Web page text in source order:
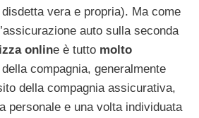
vera e propria). Ma come
auto sulla seconda
online è tutto molto
compagnia, generalmente
della compagnia assicurativa,
personale e una volta individuata